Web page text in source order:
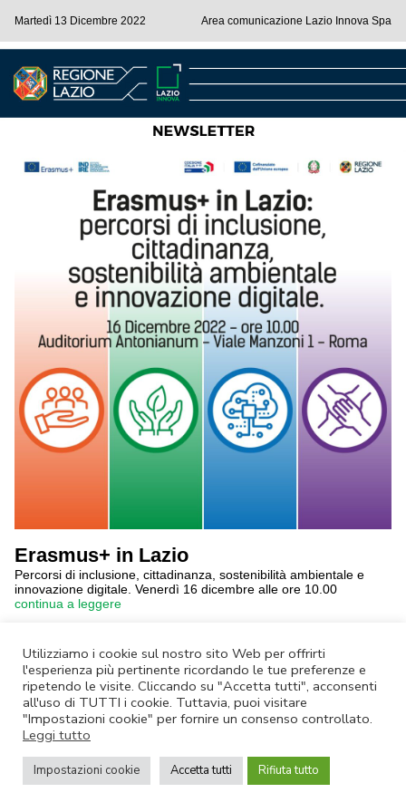
Utilizziamo i cookie sul nostro sito Web per offrirti
l'esperienza più pertinente ricordando le tue preferenze e
ripetendo le visite. Cliccando su "Accetta tutti", acconsenti
all'uso di TUTTI i cookie. Tuttavia, puoi visitare
"Impostazioni cookie" per fornire un consenso controllato.
Leggi tutto
Impostazioni cookie Accetta tutti Rifiuta tutto
Martedì 13 Dicembre 2022 Area comunicazione Lazio Innova Spa
Erasmus+ in Lazio
Percorsi di inclusione, cittadinanza, sostenibilità ambientale e
innovazione digitale. Venerdì 16 dicembre alle ore 10.00
continua a leggere
Annulla Iscrizione |
Privacy Policy
Non rispondere a questa email.Contatta Lazio Innova
© Lazio Innova SpA – Via dell’Amba Aradam, 9 – 00184 Roma – Tel.
06.60.51.60 – P.IVA 05950941004